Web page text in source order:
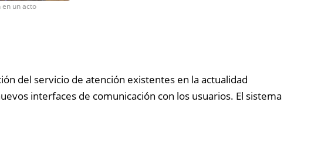
un acto
del servicio de atención existentes en la actualidad
interfaces de comunicación con los usuarios. El sistema